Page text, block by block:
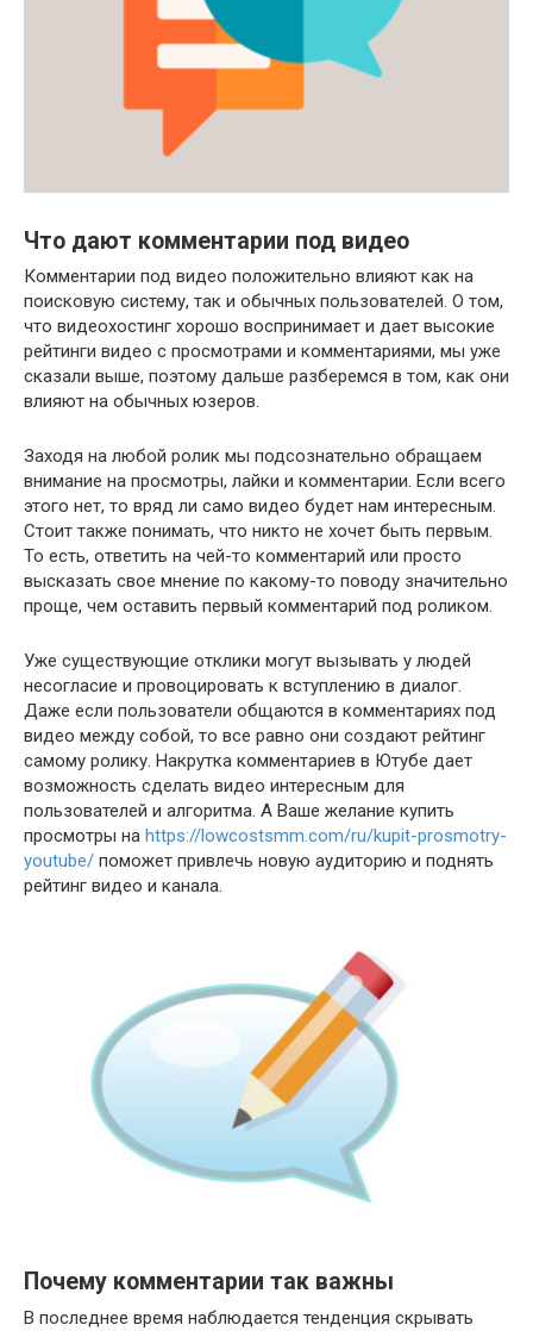
Что дают комментарии под видео
Комментарии под видео положительно влияют как на
поисковую систему, так и обычных пользователей. О том,
что видеохостинг хорошо воспринимает и дает высокие
рейтинги видео с просмотрами и комментариями, мы уже
сказали выше, поэтому дальше разберемся в том, как они
влияют на обычных юзеров.
Заходя на любой ролик мы подсознательно обращаем
внимание на просмотры, лайки и комментарии. Если всего
этого нет, то вряд ли само видео будет нам интересным.
Стоит также понимать, что никто не хочет быть первым.
То есть, ответить на чей-то комментарий или просто
высказать свое мнение по какому-то поводу значительно
проще, чем оставить первый комментарий под роликом.
Уже существующие отклики могут вызывать у людей
несогласие и провоцировать к вступлению в диалог.
Даже если пользователи общаются в комментариях под
видео между собой, то все равно они создают рейтинг
самому ролику. Накрутка комментариев в Ютубе дает
возможность сделать видео интересным для
пользователей и алгоритма. А Ваше желание купить
просмотры на https://lowcostsmm.com/ru/kupit-prosmotry-
youtube/ поможет привлечь новую аудиторию и поднять
рейтинг видео и канала.
Почему комментарии так важны
В последнее время наблюдается тенденция скрывать